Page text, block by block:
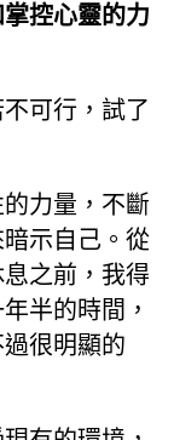
控心靈的力
可行，試了
力量，不斷
示自己。從
之前，我得
半的時間，
很明顯的